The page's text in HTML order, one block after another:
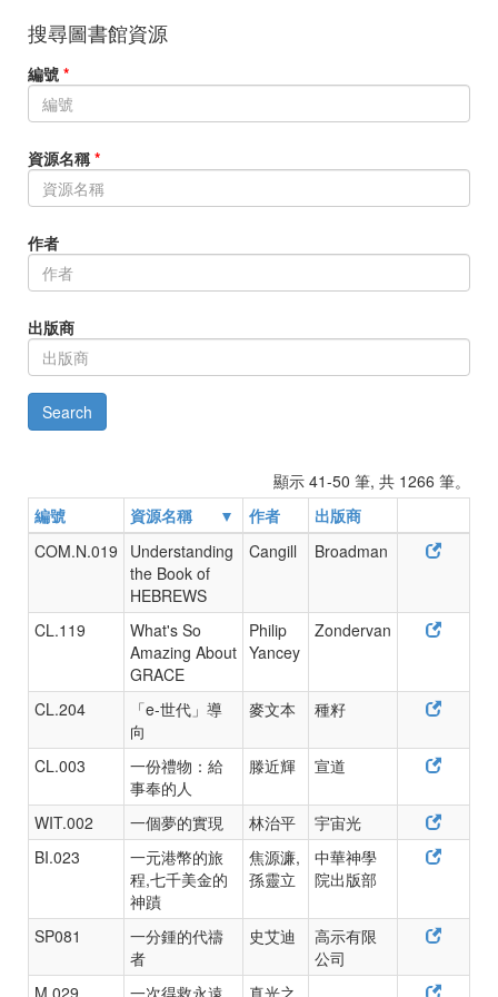
搜尋圖書館資源
編號 *
資源名稱 *
作者
出版商
顯示 41-50 筆, 共 1266 筆。
編號
資源名稱 作者
出版商
COM.N.019
Understanding
the Book of
HEBREWS
Cangill Broadman
CL.119
What's So
Amazing About
GRACE
Philip
Yancey
Zondervan
CL.204
「e-世代」導
向
麥文本 種籽
CL.003
一份禮物：給
事奉的人
滕近輝 宣道
WIT.002 一個夢的實現 林治平
宇宙光
BI.023
一元港幣的旅
程,七千美金的
神蹟
焦源濂,
孫靈立
中華神學
院出版部
SP081
一分鍾的代禱
者
史艾迪
高示有限
公司
M.029
一次得救永遠 真光之